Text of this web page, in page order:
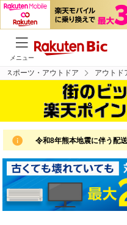
メニュー
スポーツ・アウトドア アウトド
令和8年熊本地震に伴う配